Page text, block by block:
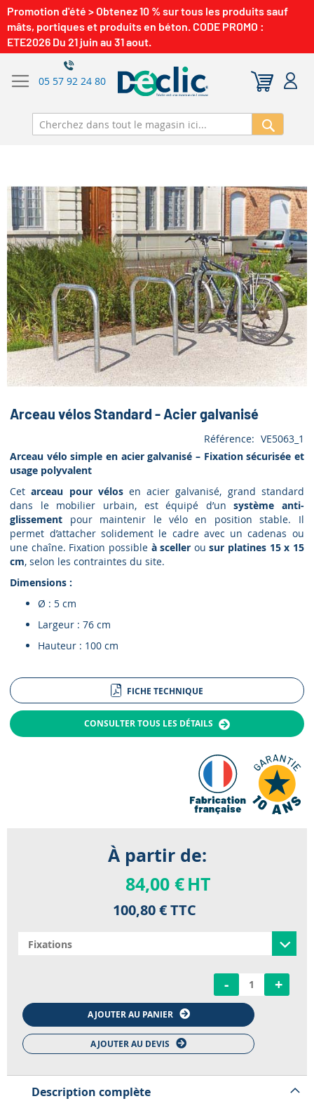
Promotion d'été > Obtenez 10 % sur tous les produits sauf
mâts, portiques et produits en béton. CODE PROMO :
ETE2026 Du 21 juin au 31 aout.
05 57 92 24 80
Arceau vélos Standard - Acier galvanisé
Référence
VE5063_1
Arceau vélo simple en acier galvanisé – Fixation sécurisée et
usage polyvalent
Cetarceau pour vélosen acier galvanisé, grand standard
dans le mobilier urbain, est équipé d’unsystème anti-
glissement pour maintenir le vélo en position stable. Il
permet d’attacher solidement le cadre avec un cadenas ou
une chaîne. Fixation possible à sceller ousur platines 15 x 15
cm, selon les contraintes du site.
Dimensions :
Ø : 5 cm
Largeur : 76 cm
Hauteur : 100 cm
FICHE TECHNIQUE
CONSULTER TOUS LES DÉTAILS
À partir de:
84,00 €HT
100,80 €TTC
- +
AJOUTER AU PANIER
AJOUTER AU DEVIS
Description complète